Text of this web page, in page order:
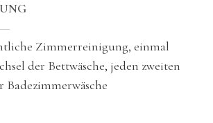
Zimmerreinigung, einmal
der Bettwäsche, jeden zweiten
Badezimmerwäsche